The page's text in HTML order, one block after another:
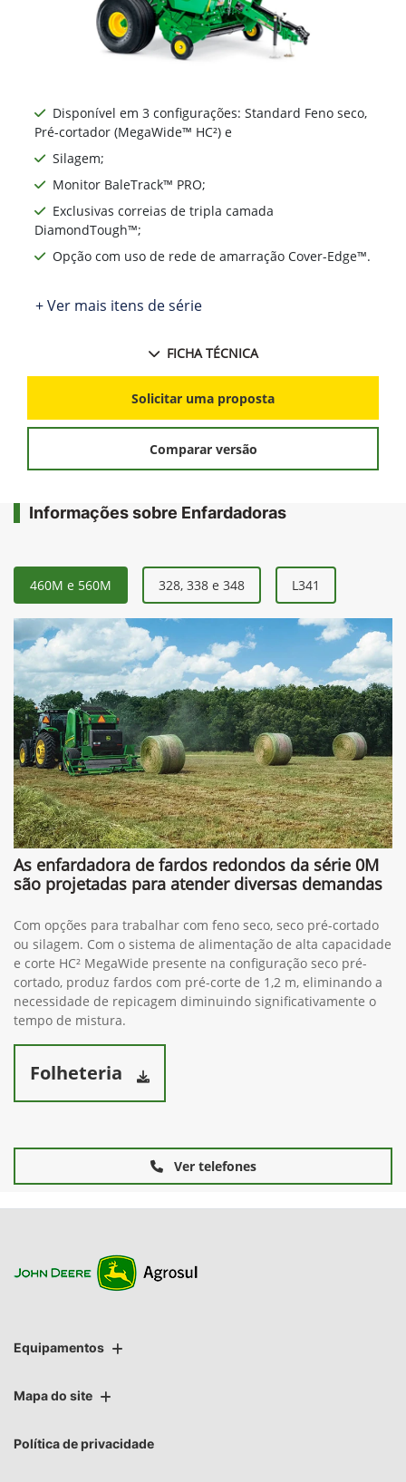
Disponível em 3 configurações: Standard Feno seco,
Pré-cortador (MegaWide™ HC²) e
Silagem;
Monitor BaleTrack™ PRO;
Exclusivas correias de tripla camada
DiamondTough™;
Opção com uso de rede de amarração Cover-Edge™.
+ Ver mais itens de série
FICHA TÉCNICA
Solicitar uma proposta
Comparar versão
Informações sobre Enfardadoras
460M e 560M 328, 338 e 348 L341
As enfardadora de fardos redondos da série 0M
são projetadas para atender diversas demandas
Com opções para trabalhar com feno seco, seco pré-cortado
ou silagem. Com o sistema de alimentação de alta capacidade
e corte HC² MegaWide presente na configuração seco pré-
cortado, produz fardos com pré-corte de 1,2 m, eliminando a
necessidade de repicagem diminuindo significativamente o
tempo de mistura.
Folheteria
Ver telefones
Equipamentos
Mapa do site
Política de privacidade